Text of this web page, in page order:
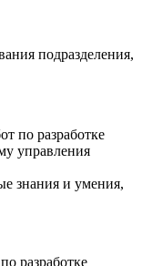
подразделения,
по разработке
управления
знания и умения,
разработке